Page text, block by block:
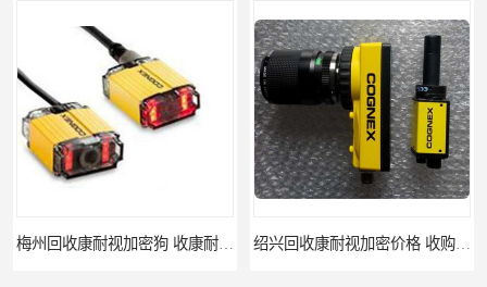
梅州回收康耐视加密狗 收康耐视加密狗 免费咨询 绍兴回收康耐视加密价格 收购康耐视加密狗 支持各种支付方式